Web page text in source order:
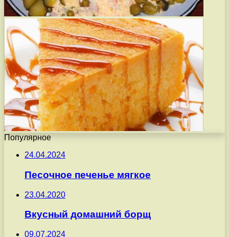
Популярное
24.04.2024
Песочное печенье мягкое
23.04.2020
Вкусный домашний борщ
09.07.2024